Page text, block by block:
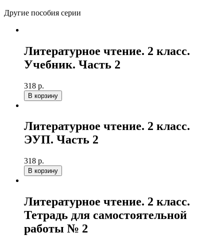
Другие пособия серии
Литературное чтение. 2 класс.
Учебник. Часть 2
318 р.
В корзину
Литературное чтение. 2 класс.
ЭУП. Часть 2
318 р.
В корзину
Литературное чтение. 2 класс.
Тетрадь для самостоятельной
работы № 2